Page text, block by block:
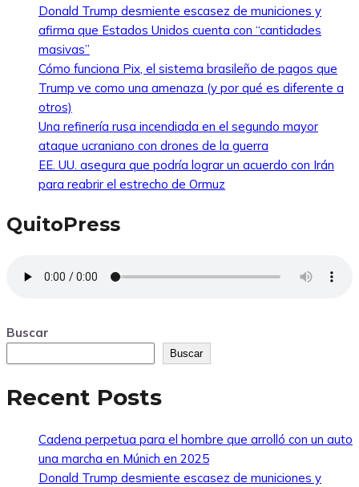
Donald Trump desmiente escasez de municiones y
afirma que Estados Unidos cuenta con “cantidades
masivas”
Cómo funciona Pix, el sistema brasileño de pagos que
Trump ve como una amenaza (y por qué es diferente a
otros)
Una refinería rusa incendiada en el segundo mayor
ataque ucraniano con drones de la guerra
EE. UU. asegura que podría lograr un acuerdo con Irán
para reabrir el estrecho de Ormuz
QuitoPress
Buscar
Buscar
Recent Posts
Cadena perpetua para el hombre que arrolló con un auto
una marcha en Múnich en 2025
Donald Trump desmiente escasez de municiones y